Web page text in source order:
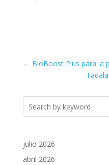
← BioBoost Plus para la
julio 2026
abril 2026